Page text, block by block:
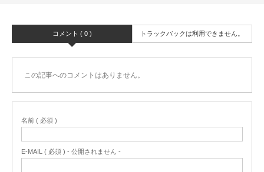
コメント ( 0 ) トラックバックは利用できません。
この記事へのコメントはありません。
名前 ( 必須 )
E-MAIL ( 必須 ) - 公開されません -